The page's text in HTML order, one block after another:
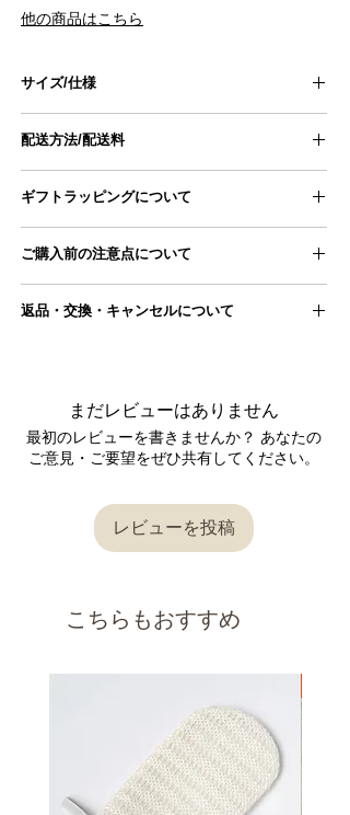
他の商品はこちら
サイズ/仕様
■重量：37g
ンレス（メッシュ）／シリコーンゴム（ホルダ
ー）
■対応：内寸 約7〜8cm
配送方法/配送料
ヤマト運輸宅急便
■配送料
お届け先によって配送料が異なります。
詳しくは「地域別配送料一覧」にてご確認くだ
さい。
ご注文をいただいてから2～3営業日後となりま
す。（祝日、年末年始・GWなどの大型連休を
除く）
からご確認ください。
ギフトラッピングについて
ギフトラッピングページにアクセスし、
ギフトラッピングページはこちら
ご購入前の注意点について
お使いのデバイスによっては、
●実店舗と在庫を共有しておりますので、
システムの仕様上、ご注文完了後に
在庫切れが発生する場合がございます。
ご理解・ご了承の程お願い申し上げます。
●発送はご注文をいただいてから2～3営業日後
返品・交換・キャンセルについて
返品交換が必要な場合は、到着後7日以内にお問
い合わせフォーム またはメールにてご連絡をお
返信をお待ちください。
ご了承ください。
・お客様によってキズや汚れを生じた商品
・思ったのと違った、やっぱり必要なかったな
ど、お客様都合による理由の場合
・ご連絡なしに商品を直接ご返送した商品
・セミオーダー商品、丈詰め後の商品
まだレビューはありません
最初のレビューを書きませんか？ あなたの
ご意見・ご要望をぜひ共有してください。
レビューを投稿
こちらもおすすめ